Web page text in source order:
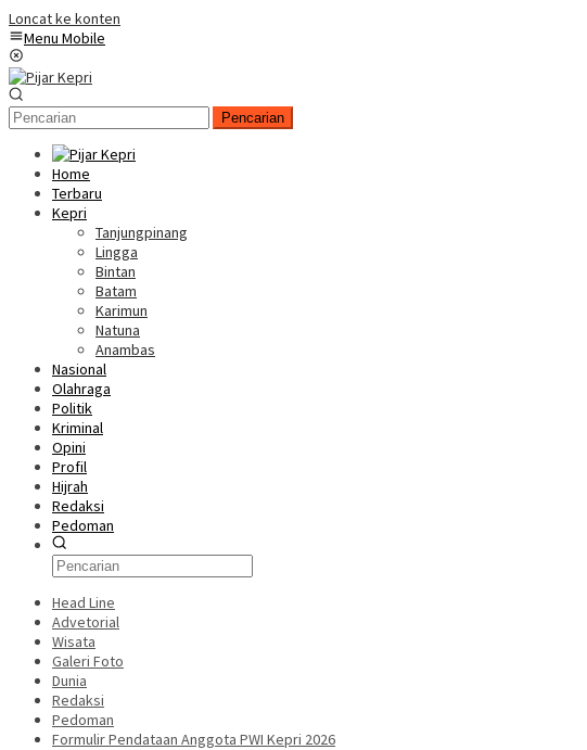
Loncat ke konten
Menu Mobile
Pencarian
Home
Terbaru
Kepri
Tanjungpinang
Lingga
Bintan
Batam
Karimun
Natuna
Anambas
Nasional
Olahraga
Politik
Kriminal
Opini
Profil
Hijrah
Redaksi
Pedoman
Head Line
Advetorial
Wisata
Galeri Foto
Dunia
Redaksi
Pedoman
Formulir Pendataan Anggota PWI Kepri 2026